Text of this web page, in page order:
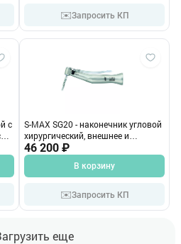
✉️Запросить КП
с
S-MAX SG20 - наконечник угловой
хирургический, внешнее и
внутреннее охлаждение, 20:1. NSK
46 200 ₽
В корзину
✉️Запросить КП
еще